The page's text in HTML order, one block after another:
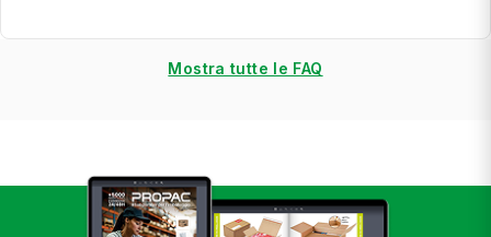
Mostra tutte le FAQ